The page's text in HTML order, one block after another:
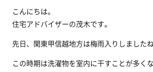
こんにちは。
住宅アドバイザーの茂木です。
先日、関東甲信越地方は梅雨入りしましたね
この時期は洗濯物を室内に干すことが多く